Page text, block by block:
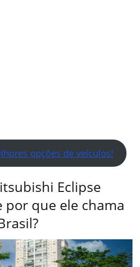
opções de veículos!
Eclipse
por que ele chama